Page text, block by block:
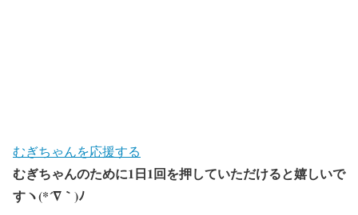
むぎちゃんを応援する
むぎちゃんのために1日1回を押していただけると嬉しいで
すヽ(*´∇｀)ﾉ